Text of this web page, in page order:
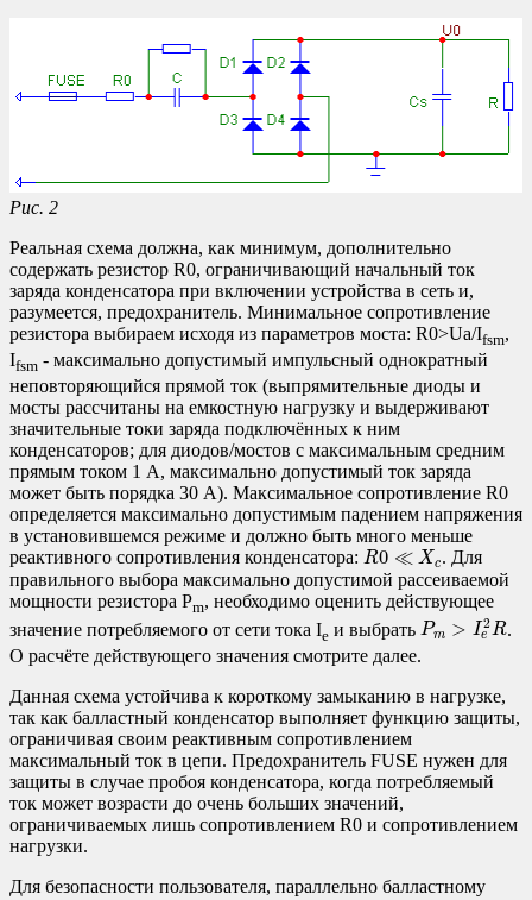
Рис. 2
Реальная схема должна, как минимум, дополнительно
содержать резистор R0, ограничивающий начальный ток
заряда конденсатора при включении устройства в сеть и,
разумеется, предохранитель. Минимальное сопротивление
резистора выбираем исходя из параметров моста: R0>Ua/Ifsm,
Ifsm - максимально допустимый импульсный однократный
неповторяющийся прямой ток (выпрямительные диоды и
мосты рассчитаны на емкостную нагрузку и выдерживают
значительные токи заряда подключённых к ним
конденсаторов; для диодов/мостов с максимальным средним
прямым током 1 А, максимально допустимый ток заряда
может быть порядка 30 А). Максимальное сопротивление R0
определяется максимально допустимым падением напряжения
в установившемся режиме и должно быть много меньше
реактивного сопротивления конденсатора: R0 ≪ Xc
R0≪Xc
. Для
правильного выбора максимально допустимой рассеиваемой
мощности резистора Pm, необходимо оценить действующее
значение потребляемого от сети тока Ie и выбрать Pm > I 2
e R
Pm 2R
.
О расчёте действующего значения смотрите далее.
Данная схема устойчива к короткому замыканию в нагрузке,
так как балластный конденсатор выполняет функцию защиты,
ограничивая своим реактивным сопротивлением
максимальный ток в цепи. Предохранитель FUSE нужен для
защиты в случае пробоя конденсатора, когда потребляемый
ток может возрасти до очень больших значений,
ограничиваемых лишь сопротивлением R0 и сопротивлением
нагрузки.
Для безопасности пользователя, параллельно балластному